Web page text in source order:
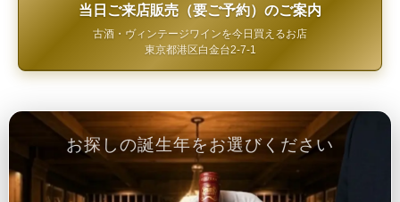
当日ご来店販売（要ご予約）のご案内
古酒・ヴィンテージワインを今日買えるお店
東京都港区白金台2-7-1
お探しの誕生年をお選びください